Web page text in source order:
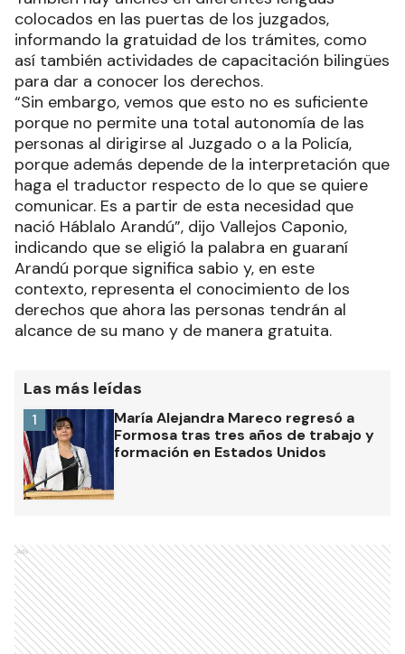
colocados en las puertas de los juzgados,
informando la gratuidad de los trámites, como
así también actividades de capacitación bilingües
para dar a conocer los derechos.
“Sin embargo, vemos que esto no es suficiente
porque no permite una total autonomía de las
personas al dirigirse al Juzgado o a la Policía,
porque además depende de la interpretación que
haga el traductor respecto de lo que se quiere
comunicar. Es a partir de esta necesidad que
nació Háblalo Arandú”, dijo Vallejos Caponio,
indicando que se eligió la palabra en guaraní
Arandú porque significa sabio y, en este
contexto, representa el conocimiento de los
derechos que ahora las personas tendrán al
alcance de su mano y de manera gratuita.
Las más leídas
María Alejandra Mareco regresó a
Formosa tras tres años de trabajo y
formación en Estados Unidos
1
Ads